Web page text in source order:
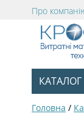
Про
КАТАЛОГ
Головна /